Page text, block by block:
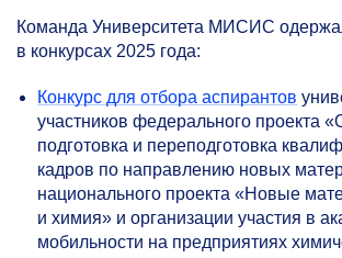
Команда Университета МИСИС
в конкурсах 2025 года:
Конкурс для отбора аспирантов
участников федерального проекта
подготовка и переподготовка
кадров по направлению новых
национального проекта «Новые
и химия» и организации участия в
мобильности на предприятиях